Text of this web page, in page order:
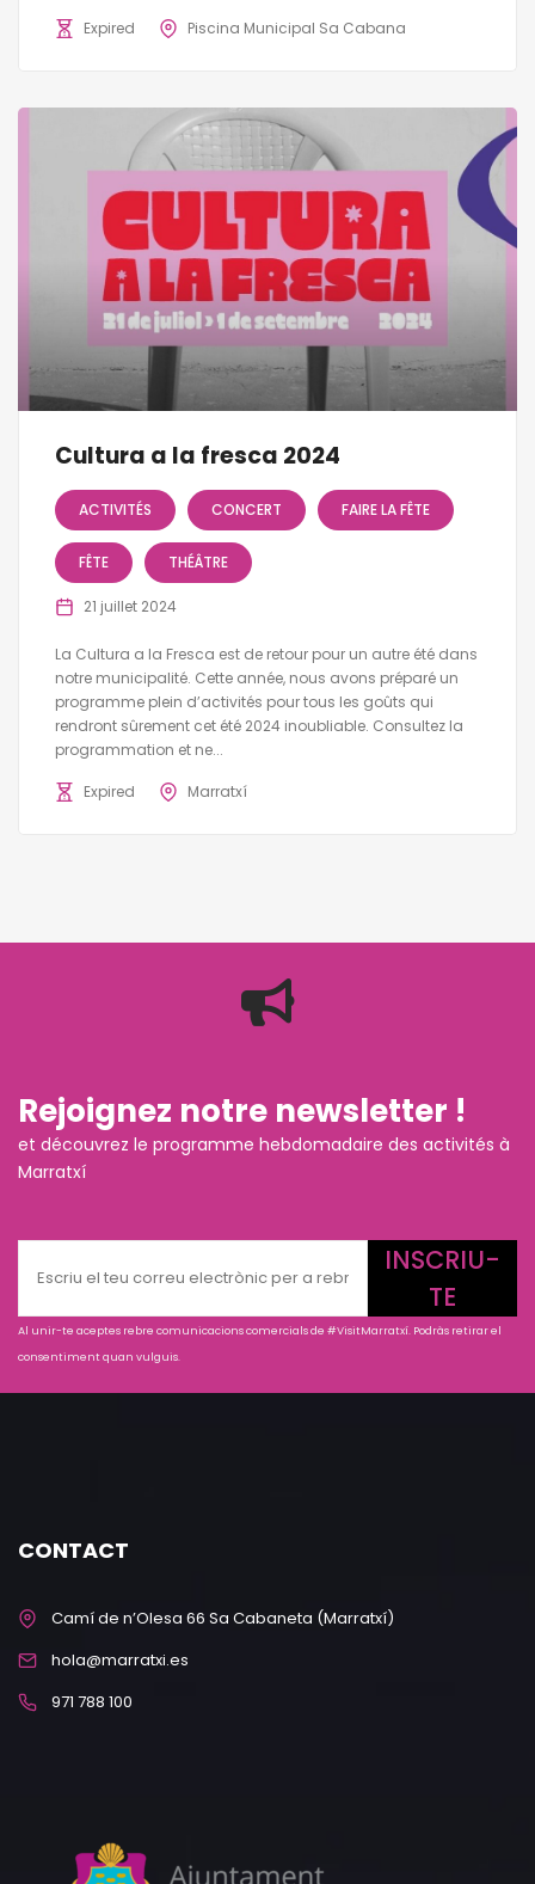
Expired Piscina Municipal Sa Cabana
Cultura a la fresca 2024
ACTIVITÉS CONCERT FAIRE LA FÊTE
FÊTE THÉÂTRE
21 juillet 2024
La Cultura a la Fresca est de retour pour un autre été dans
notre municipalité. Cette année, nous avons préparé un
programme plein d’activités pour tous les goûts qui
rendront sûrement cet été 2024 inoubliable. Consultez la
programmation et ne...
Expired Marratxí
Rejoignez notre newsletter !
et découvrez le programme hebdomadaire des activités à
Marratxí
INSCRIU-
TE
Al unir-te aceptes rebre comunicacions comercials de #VisitMarratxí. Podràs retirar el
consentiment quan vulguis.
CONTACT
Camí de n’Olesa 66 Sa Cabaneta (Marratxí)
hola@marratxi.es
971 788 100